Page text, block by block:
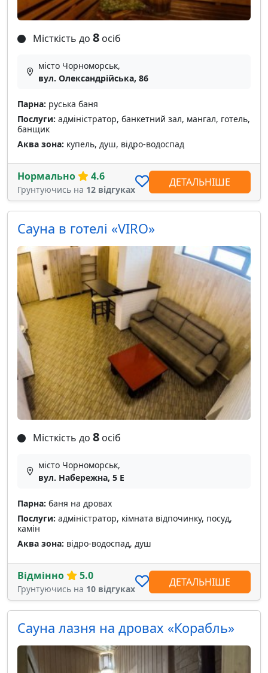
Місткість до 8 осіб
місто Чорноморськ,
вул. Олександрійська, 86
Парна: руська баня
Послуги: адміністратор, банкетний зал, мангал, готель,
банщик
Аква зона: купель, душ, відро-водоспад
Нормально 4.6
Грунтуючись на 12 відгуках
ДЕТАЛЬНІШЕ
Сауна в готелі «VIRO»
Місткість до 8 осіб
місто Чорноморськ,
вул. Набережна, 5 Е
Парна: баня на дровах
Послуги: адміністратор, кімната відпочинку, посуд,
камін
Аква зона: відро-водоспад, душ
Відмінно 5.0
Грунтуючись на 10 відгуках
ДЕТАЛЬНІШЕ
Сауна лазня на дровах «Корабль»